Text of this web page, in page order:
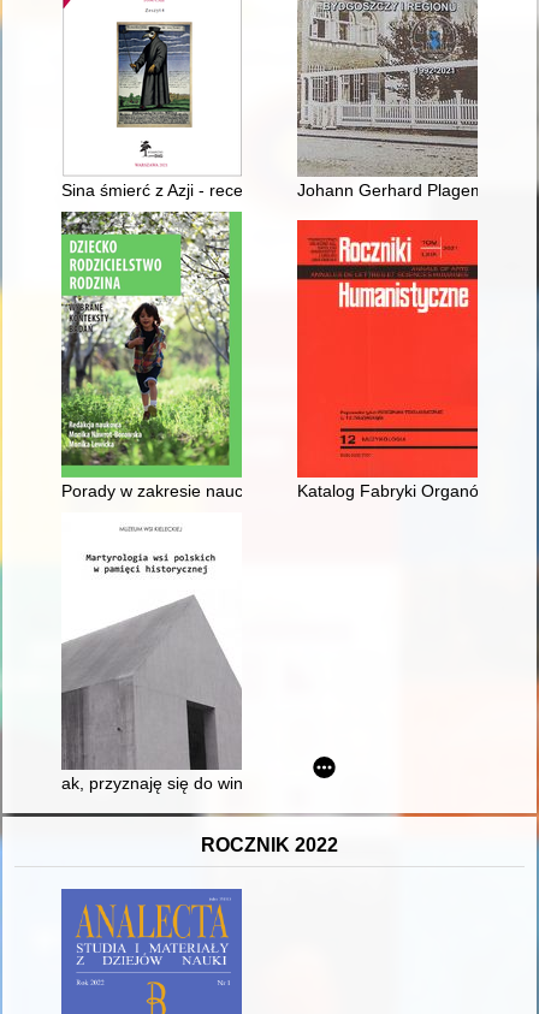
Sina śmierć z Azji - recenzja] Johann Gerhard Plagemann :
Porady w zakresie nauczania domowego na łamach
Katalog Fabryki Organów St.
ak, przyznaję się do winy" : zabójstwo we wsi Rogów 1 lutego
ROCZNIK 2022